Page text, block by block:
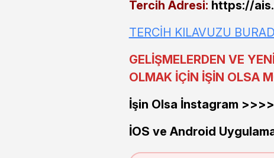
Tercih Adresi: https://
TERCİH KILAVUZU
GELİŞMELERDEN VE
OLMAK İÇİN İŞİN OLSA
İşin Olsa İnstagram
İOS ve Android